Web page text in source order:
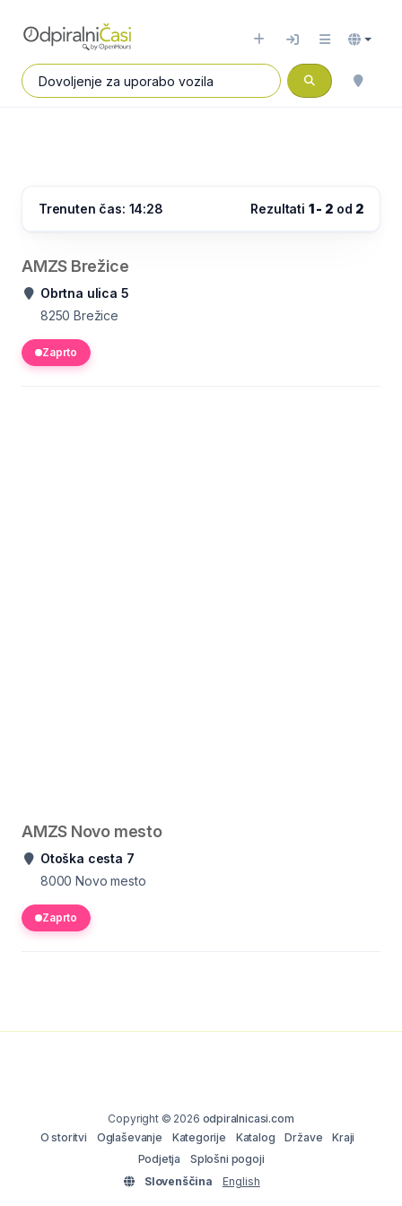
Trenuten čas: 14:28 Rezultati 1 - 2od 2
AMZS Brežice
Obrtna ulica 5
8250 Brežice
Zaprto
AMZS Novo mesto
Otoška cesta 7
8000 Novo mesto
Zaprto
Copyright © 2026 odpiralnicasi.com
O storitvi
Oglaševanje Kategorije Katalog Države
Kraji
Podjetja
Splošni pogoji
Slovenščina
English